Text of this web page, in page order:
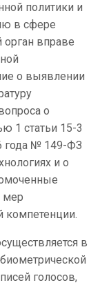
политики и
в сфере
вправе
о выявлении
о
1 статьи 15-3
года № 149-ФЗ
и о
мер
компетенции.
в
голосов,